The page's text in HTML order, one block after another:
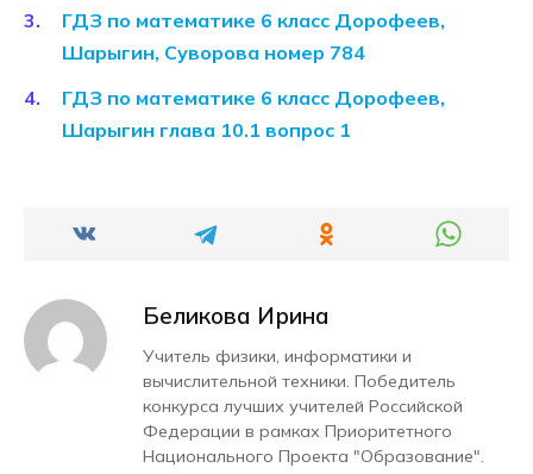
ГДЗ по математике 6 класс Дорофеев,
Шарыгин, Суворова номер 784
ГДЗ по математике 6 класс Дорофеев,
Шарыгин глава 10.1 вопрос 1
Беликова Ирина
Учитель физики, информатики и
вычислительной техники. Победитель
конкурса лучших учителей Российской
Федерации в рамках Приоритетного
Национального Проекта "Образование".